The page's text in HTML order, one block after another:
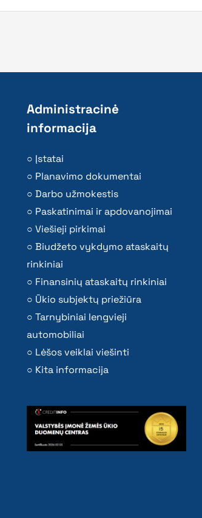
Administracinė
informacija
Įstatai
Planavimo dokumentai
Darbo užmokestis
Paskatinimai ir apdovanojimai
Viešieji pirkimai
Biudžeto vykdymo ataskaitų
rinkiniai
Finansinių ataskaitų rinkiniai
Ūkio subjektų priežiūra
Tarnybiniai lengvieji
automobiliai
Lėšos veiklai viešinti
Kita informacija